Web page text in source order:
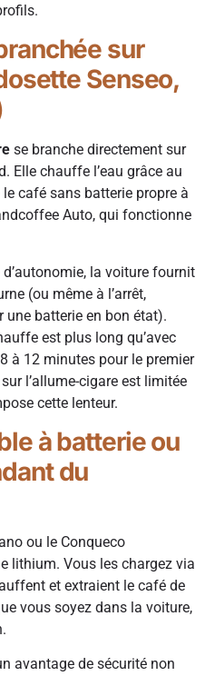
sur
Senseo,
se branche directement sur
Elle chauffe l’eau grâce au
café sans batterie propre à
Auto, qui fonctionne
la voiture fournit
(ou même à l’arrêt,
une batterie en bon état).
est plus long qu’avec
à 12 minutes pour le premier
l’allume-cigare est limitée
cette lenteur.
à batterie ou
du
ou le Conqueco
lithium. Vous les chargez via
et extraient le café de
vous soyez dans la voiture,
avantage de sécurité non